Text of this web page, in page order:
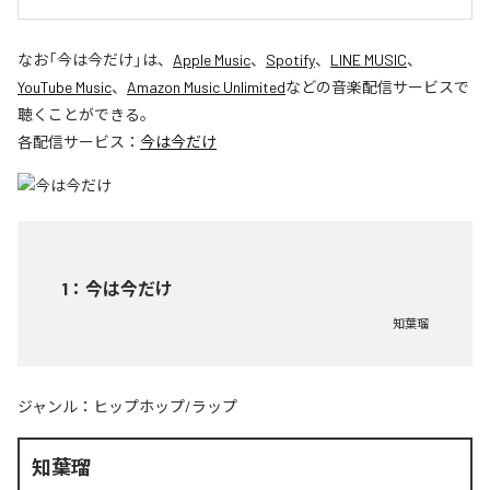
なお「今は今だけ」は、 Apple Music、 Spotify、 LINE MUSIC、
YouTube Music、 Amazon Music Unlimitedなどの音楽配信サービスで
聴くことができる。
各配信サービス： 今は今だけ
1 ： 今は今だけ
知葉瑠
ジャンル： ヒップホップ/ラップ
知葉瑠